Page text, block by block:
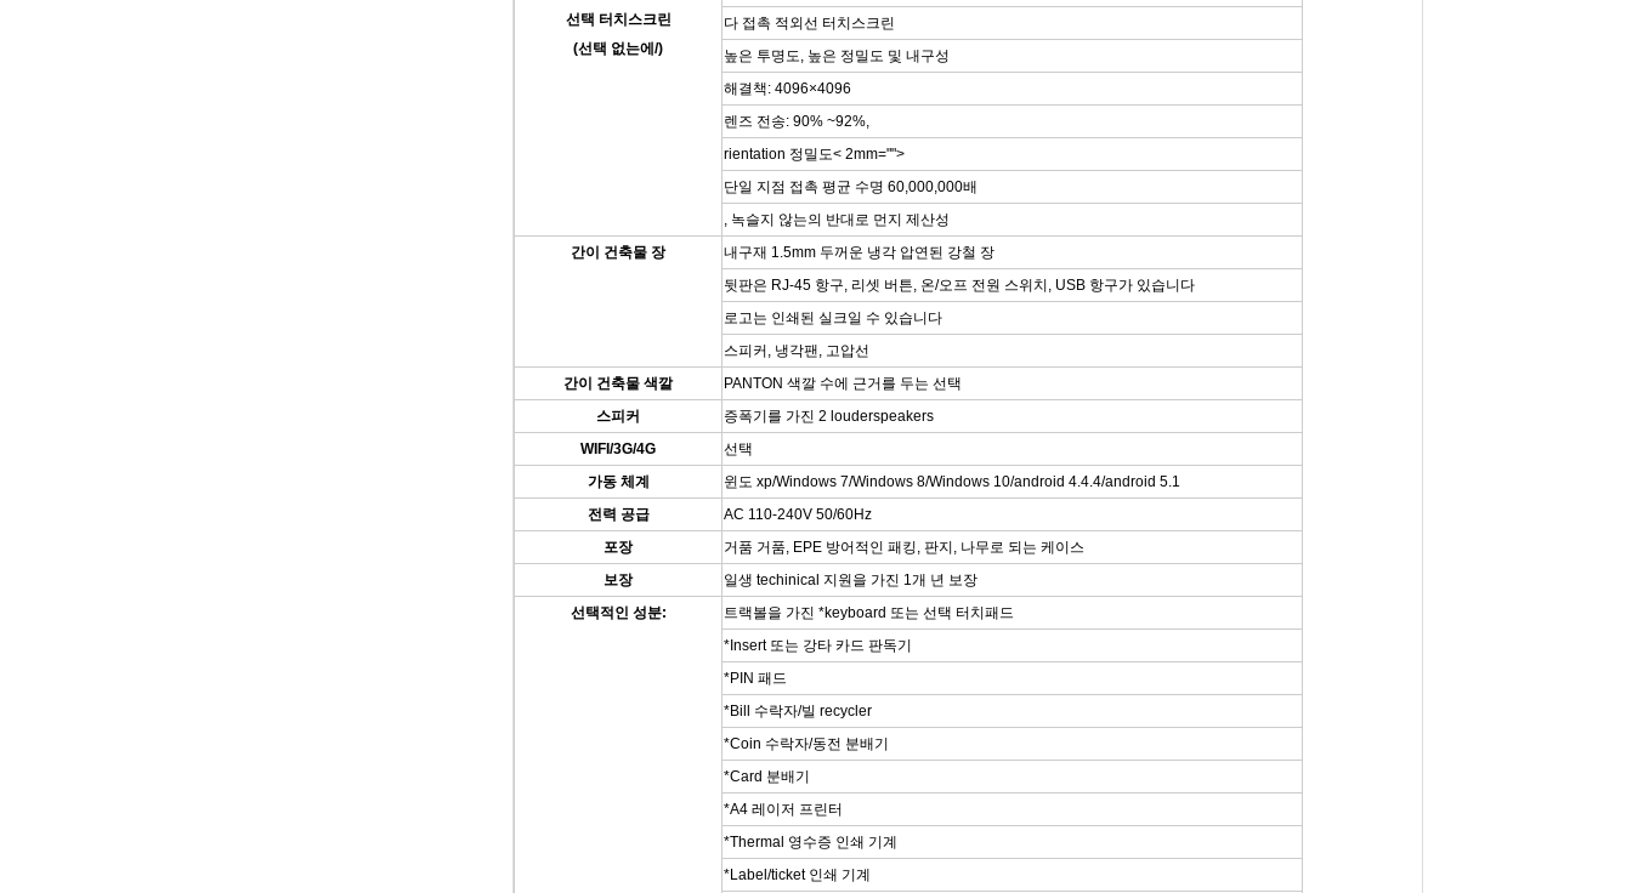
선택 터치스크린
(선택 없는에/)
다 접촉 적외선 터치스크린
높은 투명도, 높은 정밀도 및 내구성
해결책: 4096×4096
렌즈 전송: 90% ~92%,
rientation 정밀도< 2mm="">
단일 지점 접촉 평균 수명 60,000,000배
, 녹슬지 않는의 반대로 먼지 제산성
간이 건축물 장
내구재 1.5mm 두꺼운 냉각 압연된 강철 장
뒷판은 RJ-45 항구, 리셋 버튼, 온/오프 전원 스위치, USB 항구가 있습니다
로고는 인쇄된 실크일 수 있습니다
스피커, 냉각팬, 고압선
간이 건축물 색깔
PANTON 색깔 수에 근거를 두는 선택
스피커
증폭기를 가진 2 louderspeakers
WIFI/3G/4G
선택
가동 체계
윈도 xp/Windows 7/Windows 8/Windows 10/android 4.4.4/android 5.1
전력 공급
AC 110-240V 50/60Hz
포장
거품 거품, EPE 방어적인 패킹, 판지, 나무로 되는 케이스
보장
일생 techinical 지원을 가진 1개 년 보장
선택적인 성분:
트랙볼을 가진 *keyboard 또는 선택 터치패드
*Insert 또는 강타 카드 판독기
*PIN 패드
*Bill 수락자/빌 recycler
*Coin 수락자/동전 분배기
*Card 분배기
*A4 레이저 프린터
*Thermal 영수증 인쇄 기계
*Label/ticket 인쇄 기계